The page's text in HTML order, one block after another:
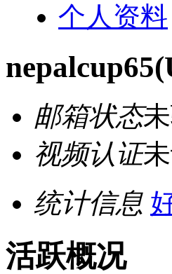
个人资料
nepalcup65
邮箱状态
视频认证
统计信息
活跃概况